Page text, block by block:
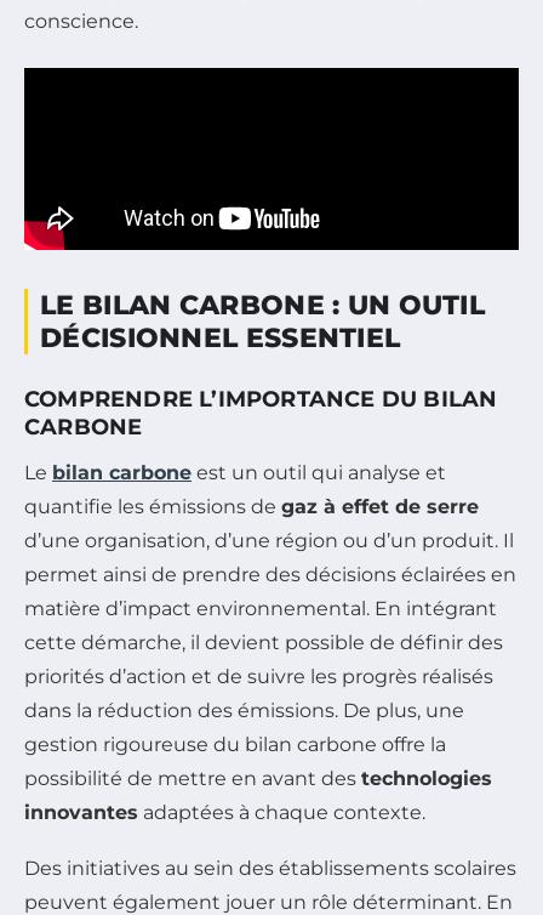
conscience.
LE BILAN CARBONE : UN OUTIL
DÉCISIONNEL ESSENTIEL
COMPRENDRE L’IMPORTANCE DU BILAN
CARBONE
Le bilan carbone est un outil qui analyse et
quantifie les émissions de gaz à effet de serre
d’une organisation, d’une région ou d’un produit. Il
permet ainsi de prendre des décisions éclairées en
matière d’impact environnemental. En intégrant
cette démarche, il devient possible de définir des
priorités d’action et de suivre les progrès réalisés
dans la réduction des émissions. De plus, une
gestion rigoureuse du bilan carbone offre la
possibilité de mettre en avant des technologies
innovantes adaptées à chaque contexte.
Des initiatives au sein des établissements scolaires
peuvent également jouer un rôle déterminant. En